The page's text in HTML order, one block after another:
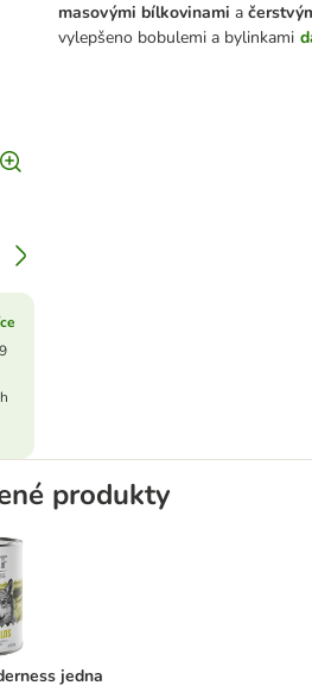
masovými bílkovinami a
vylepšeno bobulemi a bylinkami
produkty
bez obilovinjedna konzerva 1 x 400 g
jedna